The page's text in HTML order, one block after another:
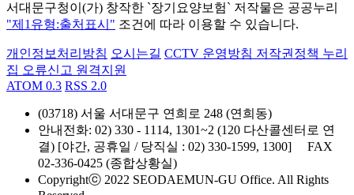
서대문구청이(가) 창작한 `장기요양보험` 저작물은 공공누리
"제1유형:출처표시" 조건에 따라 이용할 수 있습니다.
개인정보처리방침 오시는길 CCTV 운영방침 저작권정책 누리
집 오류신고 원격지원
ATOM 0.3 RSS 2.0
(03718) 서울 서대문구 연희로 248 (연희동)
안내전화: 02) 330 - 1114, 1301~2 (120 다산콜센터로 연
결) [야간, 공휴일 / 당직실 : 02) 330-1599, 1300] FAX
02-336-0425 (종합상황실)
Copyrightⓒ 2022 SEODAEMUN-GU Office. All Rights